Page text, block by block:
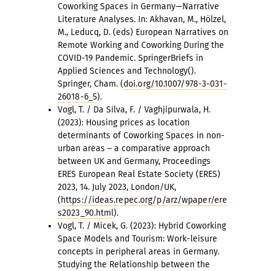
Coworking Spaces in Germany—Narrative
Literature Analyses. In: Akhavan, M., Hölzel,
M., Leducq, D. (eds) European Narratives on
Remote Working and Coworking During the
COVID-19 Pandemic. SpringerBriefs in
Applied Sciences and Technology().
Springer, Cham. (doi.org/10.1007/978-3-031-
26018-6_5).
Vogl, T. / Da Silva, F. / Vaghjipurwala, H.
(2023): Housing prices as location
determinants of Coworking Spaces in non-
urban areas – a comparative approach
between UK and Germany, Proceedings
ERES European Real Estate Society (ERES)
2023, 14. July 2023, London/UK,
(https://ideas.repec.org/p/arz/wpaper/ere
s2023_90.html).
Vogl, T. / Micek, G. (2023): Hybrid Coworking
Space Models and Tourism: Work-leisure
concepts in peripheral areas in Germany.
Studying the Relationship between the